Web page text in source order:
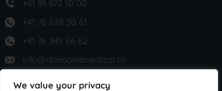
We value your privacy
+41 91 972 10 00
+41 76 628 30 61
+41 76 349 66 62
info@diamondmedical.ch